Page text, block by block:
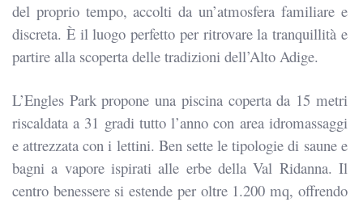
del proprio tempo, accolti da un’atmosfera familiare e
discreta. È il luogo perfetto per ritrovare la tranquillità e
partire alla scoperta delle tradizioni dell’Alto Adige.
L’Engles Park propone una piscina coperta da 15 metri
riscaldata a 31 gradi tutto l’anno con area idromassaggi
e attrezzata con i lettini. Ben sette le tipologie di saune e
bagni a vapore ispirati alle erbe della Val Ridanna. Il
centro benessere si estende per oltre 1.200 mq, offrendo